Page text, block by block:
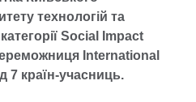
технологій та
Social Impact
International
7 країн-учасниць.